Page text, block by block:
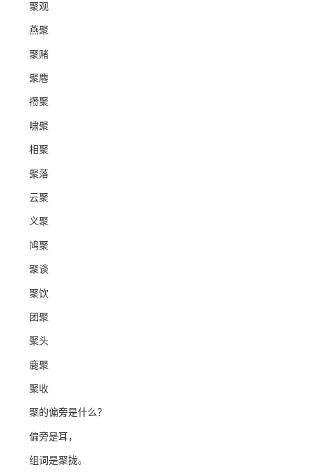
聚观
燕聚
聚赌
聚麀
攒聚
啸聚
相聚
聚落
云聚
义聚
鸠聚
聚谈
聚饮
团聚
聚头
鹿聚
聚收
聚的偏旁是什么？
偏旁是耳，
组词是聚拢。